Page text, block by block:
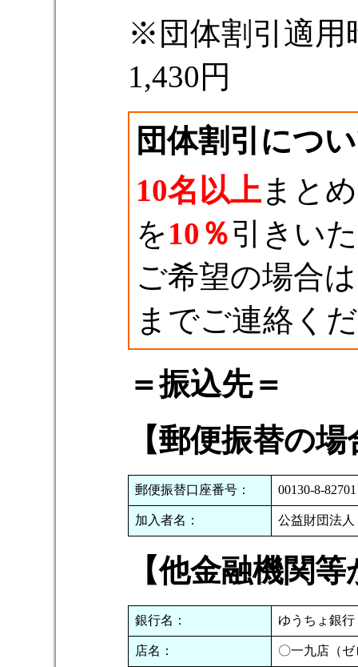
※団体割引適
1,430円
団体割引につ
10名以上まと
を10％引きい
ご希望の場合
までご連絡く
＝振込先＝
【郵便振替の場
郵便振替口座番号： 00130-8-82701
加入者名： 公益財団法
【他金融機関
銀行名： ゆうちょ銀行
店名： 〇一九店（